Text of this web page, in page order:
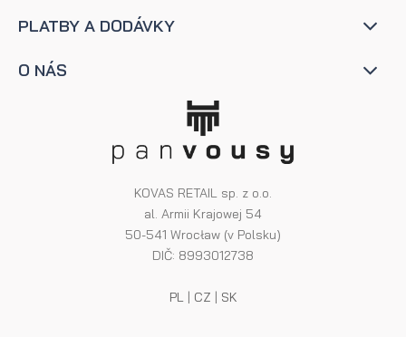
PLATBY A DODÁVKY
O NÁS
KOVAS RETAIL sp. z o.o.
al. Armii Krajowej 54
50-541 Wrocław (v Polsku)
DIČ: 8993012738
PL| CZ | SK